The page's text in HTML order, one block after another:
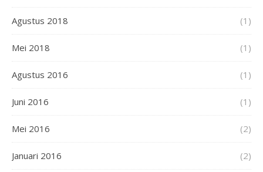
Agustus 2018 (1)
Mei 2018 (1)
Agustus 2016 (1)
Juni 2016 (1)
Mei 2016 (2)
Januari 2016 (2)